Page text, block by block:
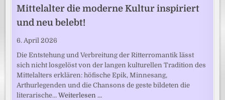
Mittelalter die moderne Kultur inspiriert
und neu belebt!
6. April 2026
Die Entstehung und Verbreitung der Ritterromantik lässt
sich nicht losgelöst von der langen kulturellen Tradition des
Mittelalters erklären: höfische Epik, Minnesang,
Arthurlegenden und die Chansons de geste bildeten die
literarische…Weiterlesen …